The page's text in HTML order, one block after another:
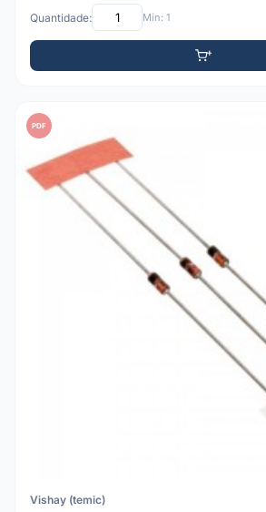
Quantidade: Mín: 1
PDF
Vishay (temic)